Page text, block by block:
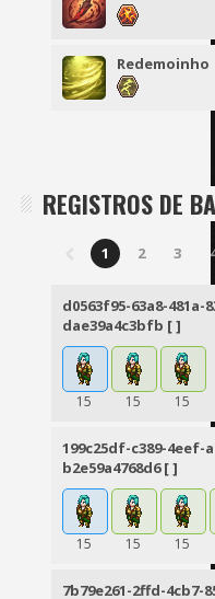
Redemoinho
REGISTROS DE
1 2 3
d0563f95-63a8-481a-
dae39a4c3bfb [ ]
15 15 15
199c25df-c389-4eef-
b2e59a4768d6 [ ]
15 15 15
7b79e261-2ffd-4cb7-